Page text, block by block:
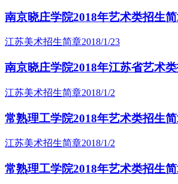
南京晓庄学院2018年艺术类招生简
江苏美术招生简章2018/1/23
南京晓庄学院2018年江苏省艺术
江苏美术招生简章2018/1/2
常熟理工学院2018年艺术类招生简
江苏美术招生简章2018/1/2
常熟理工学院2018年艺术类招生简